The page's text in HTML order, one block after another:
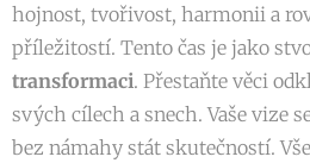
hojnost, tvořivost, harmonii a
příležitostí. Tento čas je jako
transformaci. Přestaňte věci
svých cílech a snech. Vaše vize
bez námahy stát skutečností.